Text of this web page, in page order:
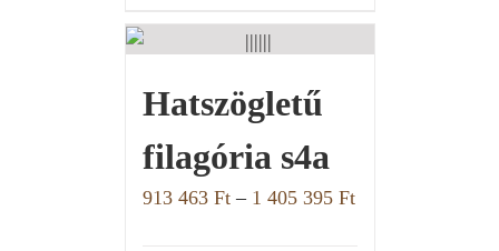
Hatszögletű
filagória s4a
913 463 Ft– 1 405 395 Ft